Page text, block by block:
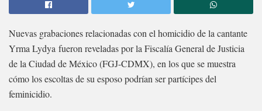
Nuevas grabaciones relacionadas con el homicidio de la cantante
Yrma Lydya fueron reveladas por la Fiscalía General de Justicia
de la Ciudad de México (FGJ-CDMX), en los que se muestra
cómo los escoltas de su esposo podrían ser partícipes del
feminicidio.